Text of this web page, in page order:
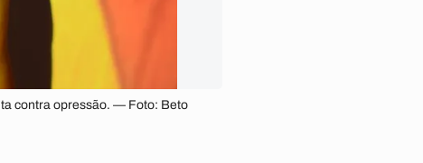
contra opressão. — Foto: Beto